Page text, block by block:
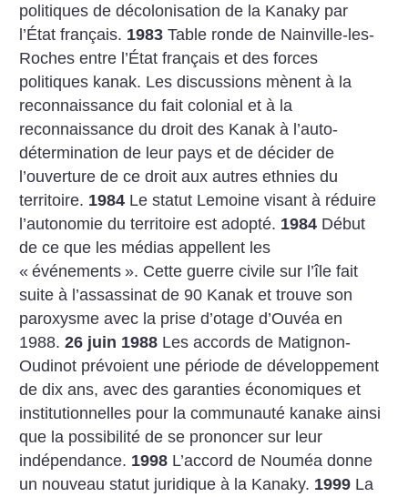
politiques de décolonisation de la Kanaky par
l’État français. 1983 Table ronde de Nainville-les-
Roches entre l’État français et des forces
politiques kanak. Les discussions mènent à la
reconnaissance du fait colonial et à la
reconnaissance du droit des Kanak à l’auto­
détermination de leur pays et de décider de
l’ouverture de ce droit aux autres ethnies du
territoire. 1984 Le statut Lemoine visant à réduire
l’autonomie du territoire est adopté. 1984 Début
de ce que les médias appellent les
« événements ». Cette guerre civile sur l’île fait
suite à l’assassinat de 90 Kanak et trouve son
paroxysme avec la prise d’otage d’Ouvéa en
1988.26 juin 1988 Les accords de Matignon-
Oudinot prévoient une période de développement
de dix ans, avec des garanties économiques et
institutionnelles pour la communauté kanake ainsi
que la possibilité de se prononcer sur leur
indépendance. 1998 L’accord de Nouméa donne
un nouveau statut juridique à la Kanaky. 1999 La